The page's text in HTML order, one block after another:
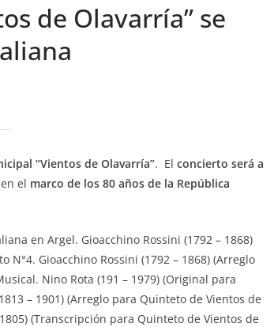
de Olavarría” se
“Vientos de Olavarría”. El concierto será a
el marco de los 80 años de la República
en Argel. Gioacchino Rossini (1792 – 1868)
Gioacchino Rossini (1792 – 1868) (Arreglo
Nino Rota (191 – 1979) (Original para
– 1901) (Arreglo para Quinteto de Vientos de
(Transcripción para Quinteto de Vientos de